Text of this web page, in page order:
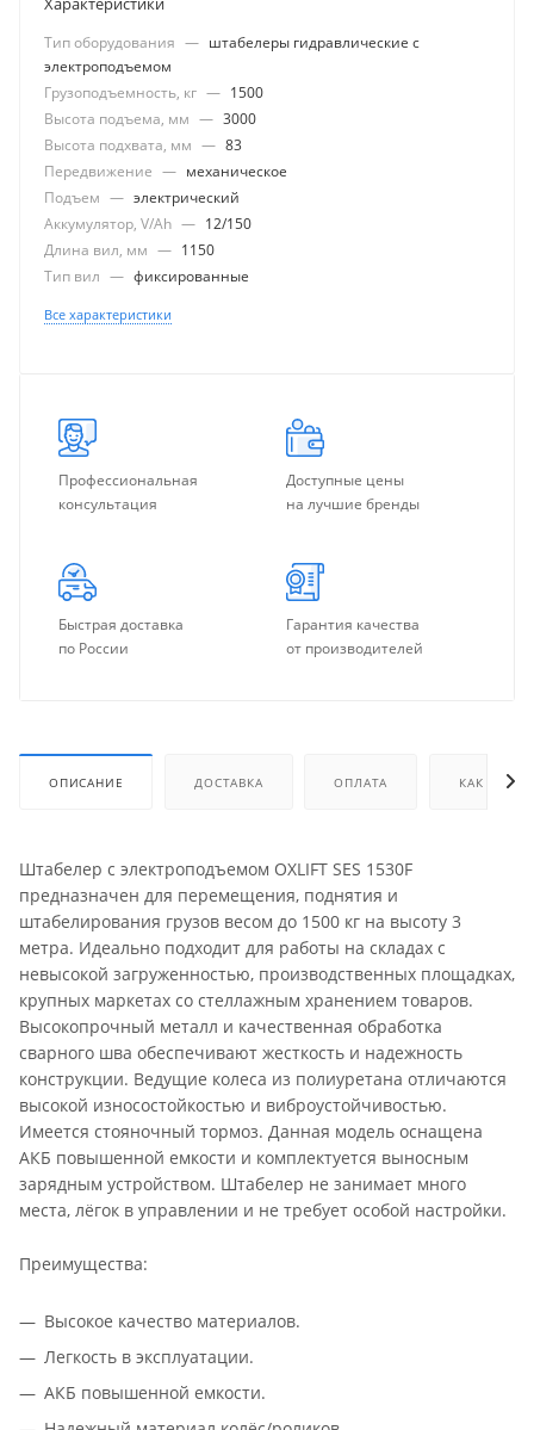
Тип оборудования — штабелеры гидравлические с
электроподъемом
Грузоподъемность, кг — 1500
Высота подъема, мм — 3000
Высота подхвата, мм — 83
Передвижение — механическое
Подъем — электрический
Аккумулятор, V/Ah — 12/150
Длина вил, мм — 1150
Тип вил — фиксированные
Все характеристики
Профессиональная
консультация
Доступные цены
на лучшие бренды
Быстрая доставка
по России
Гарантия качества
от производителей
ОПИСАНИЕ ДОСТАВКА ОПЛАТА КАК
Штабелер с электроподъемом OXLIFT SES 1530F
предназначен для перемещения, поднятия и
штабелирования грузов весом до 1500 кг на высоту 3
метра. Идеально подходит для работы на складах с
невысокой загруженностью, производственных площадках,
крупных маркетах со стеллажным хранением товаров.
Высокопрочный металл и качественная обработка
сварного шва обеспечивают жесткость и надежность
конструкции. Ведущие колеса из полиуретана отличаются
высокой износостойкостью и виброустойчивостью.
Имеется стояночный тормоз. Данная модель оснащена
АКБ повышенной емкости и комплектуется выносным
зарядным устройством. Штабелер не занимает много
места, лёгок в управлении и не требует особой настройки.
Преимущества:
Высокое качество материалов.
Легкость в эксплуатации.
АКБ повышенной емкости.